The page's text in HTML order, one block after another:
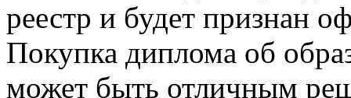
реестр и будет признан
Покупка диплома об
может быть отличным